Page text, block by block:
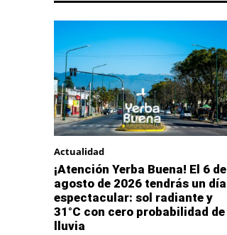
Actualidad
¡Atención Yerba Buena! El 6 de
agosto de 2026 tendrás un día
espectacular: sol radiante y
31°C con cero probabilidad de
lluvia